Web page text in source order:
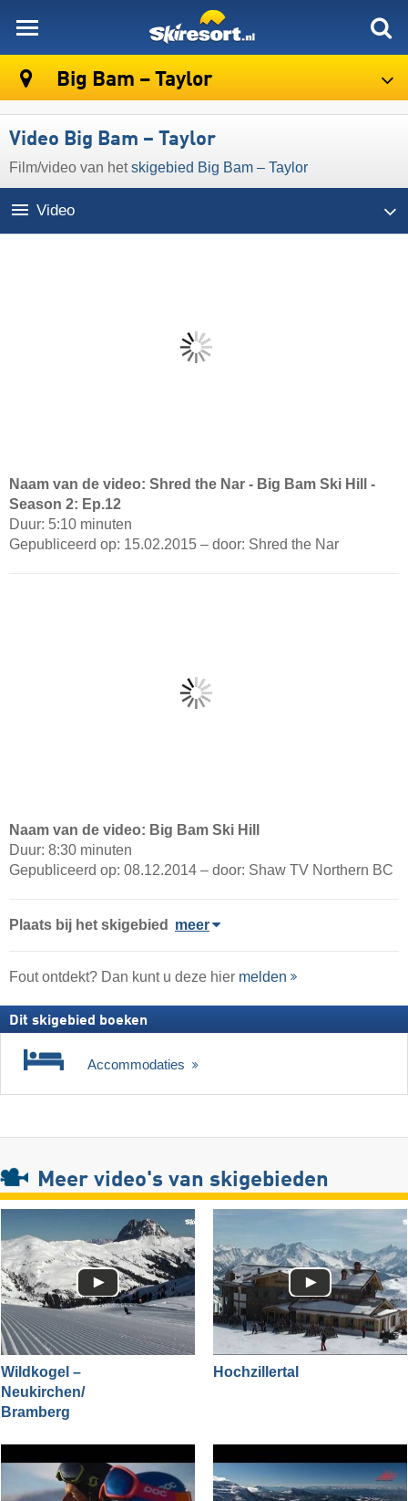
Big Bam – Taylor
Video Big Bam – Taylor
Film/video van hetskigebied Big Bam – Taylor
Video
Naam van de video: Shred the Nar - Big Bam Ski Hill -
Season 2: Ep.12
Duur: 5:10 minuten
Gepubliceerd op: 15.02.2015 – door: Shred the Nar
Naam van de video: Big Bam Ski Hill
Duur: 8:30 minuten
Gepubliceerd op: 08.12.2014 – door: Shaw TV Northern BC
Plaats bij het skigebied meer
Fout ontdekt? Dan kunt u deze hier melden
Dit skigebied boeken
Accommodaties
Meer video's van skigebieden
Wildkogel –
Neukirchen/​
Bramberg
Hochzillertal